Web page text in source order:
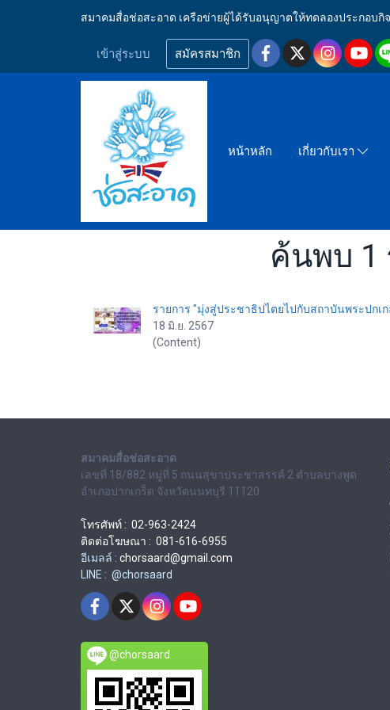
สมาคมสื่อช่อสะอาด เครือข่ายผู้ได้รับอนุญาตให้ทดลองประกอบกิ
เข้าสู่ระบบ สมัครสมาชิก
หน้าหลัก เกี่ยวกับเรา
ค้นพบ 1
รายการ "มุ่งสู่ประชาธิปไตยไปกับสถาบันพระปกเ
18 มิ.ย. 2567
(Content)
สมาคมสื่อช่อสะอาด
เลขที่ 18/882 หมู่ที่ 5 ถนนสุขาประชาสรรค์ 2 ตำบลบางพูด
อำเภอปากเกร็ด จังหวัดนนทบุรี 11120
โทรศัพท์ : 02-963-2424
ติดต่อโฆษณา : 081-616-6955
อีเมลล์ : chorsaard@gmail.com
LINE : @chorsaard
@chorsaard